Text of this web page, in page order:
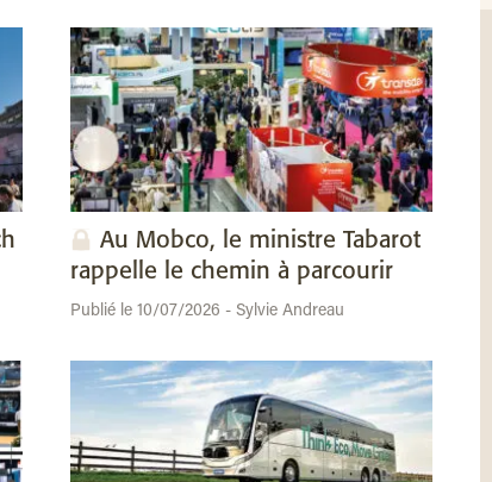
Au Mobco, le ministre Tabarot
rappelle le chemin à parcourir
Publié le 10/07/2026 - Sylvie Andreau